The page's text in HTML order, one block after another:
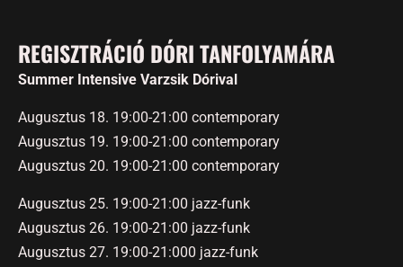
REGISZTRÁCIÓ DÓRI TANFOLYAMÁRA
Summer Intensive Varzsik Dórival
Augusztus 18. 19:00-21:00 contemporary
Augusztus 19. 19:00-21:00 contemporary
Augusztus 20. 19:00-21:00 contemporary
Augusztus 25. 19:00-21:00 jazz-funk
Augusztus 26. 19:00-21:00 jazz-funk
Augusztus 27. 19:00-21:000 jazz-funk